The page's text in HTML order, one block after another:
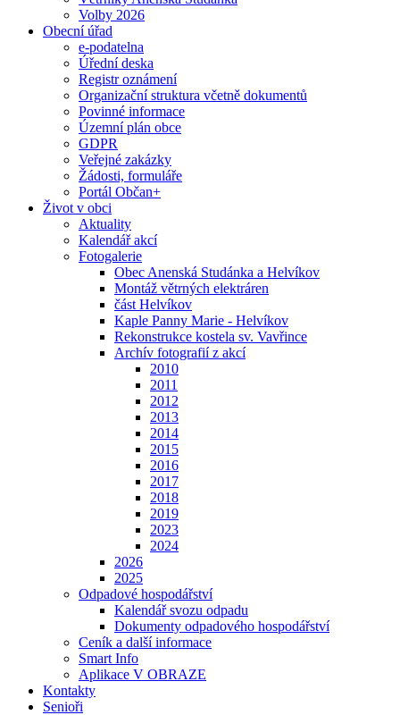
Volby 2026
Obecní úřad
e-podatelna
Úřední deska
Registr oznámení
Organizační struktura včetně dokumentů
Povinné informace
Územní plán obce
GDPR
Veřejné zakázky
Žádosti, formuláře
Portál Občan+
Život v obci
Aktuality
Kalendář akcí
Fotogalerie
Obec Anenská Studánka a Helvíkov
Montáž větrných elektráren
část Helvíkov
Kaple Panny Marie - Helvíkov
Rekonstrukce kostela sv. Vavřince
Archív fotografií z akcí
2010
2011
2012
2013
2014
2015
2016
2017
2018
2019
2023
2024
2026
2025
Odpadové hospodářství
Kalendář svozu odpadu
Dokumenty odpadového hospodářství
Ceník a další informace
Smart Info
Aplikace V OBRAZE
Kontakty
Senioři